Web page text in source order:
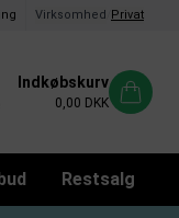
Virksomhed Privat
Indkøbskurv
0,00 DKK
Restsalg